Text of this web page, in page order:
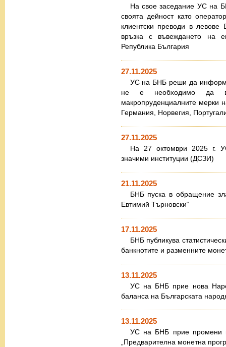
На свое заседание УС на
своята дейност като
клиентски преводи в
връзка с въвеждането на
Република България
27.11.2025
УС на БНБ реши да
не е необходимо да
макропруденциалните мерки
Германия, Норвегия,
27.11.2025
На 27 октомври 2025 г.
значими институции (ДСЗИ)
21.11.2025
БНБ пуска в обращение
Евтимий Търновски“
17.11.2025
БНБ публикува
банкнотите и разменните
13.11.2025
УС на БНБ прие нова
балансa на Българската
13.11.2025
УС на БНБ прие промени
„Предварителна монетна